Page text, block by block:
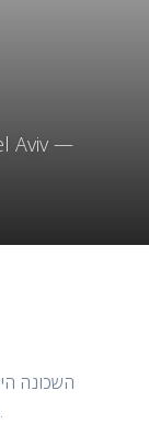
השכונה
אידיאלית להשקעות השבחה והשכרה לטווח קצר.